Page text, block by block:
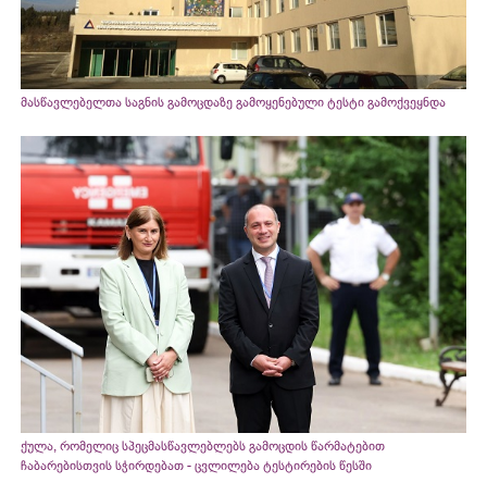
მასწავლებელთა საგნის გამოცდაზე გამოყენებული ტესტი გამოქვეყნდა
ქულა, რომელიც სპეცმასწავლებლებს გამოცდის წარმატებით
ჩაბარებისთვის სჭირდებათ - ცვლილება ტესტირების წესში